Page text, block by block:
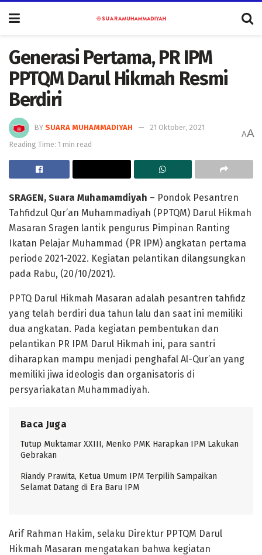
Generasi Pertama, PR IPM
PPTQM Darul Hikmah Resmi
Berdiri
BY SUARA MUHAMMADIYAH
21 Oktober, 2021
Reading Time: 1 min read
AA
SRAGEN, Suara Muhamamdiyah – Pondok Pesantren
Tahfidzul Qur’an Muhammadiyah (PPTQM) Darul Hikmah
Masaran Sragen lantik pengurus Pimpinan Ranting
Ikatan Pelajar Muhammad (PR IPM) angkatan pertama
periode 2021-2022. Kegiatan pelantikan dilangsungkan
pada Rabu, (20/10/2021).
PPTQ Darul Hikmah Masaran adalah pesantren tahfidz
yang telah berdiri dua tahun lalu dan saat ini memiliki
dua angkatan. Pada kegiatan pembentukan dan
pelantikan PR IPM Darul Hikmah ini, para santri
diharapkan mampu menjadi penghafal Al-Qur’an yang
memiliki jiwa ideologis dan organisatoris di
persyariakatan Muhammadiyah.
Baca Juga
Tutup Muktamar XXIII, Menko PMK Harapkan IPM Lakukan
Gebrakan
Riandy Prawita, Ketua Umum IPM Terpilih Sampaikan
Selamat Datang di Era Baru IPM
Arif Rahman Hakim, selaku Direktur PPTQM Darul
Hikmah Masaran mengatakan bahwa kegiatan